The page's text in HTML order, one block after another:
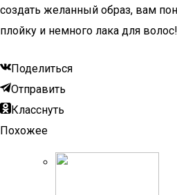
создать желанный образ, вам
плойку и немного лака для волос!
Поделиться
Отправить
Класснуть
Похожее